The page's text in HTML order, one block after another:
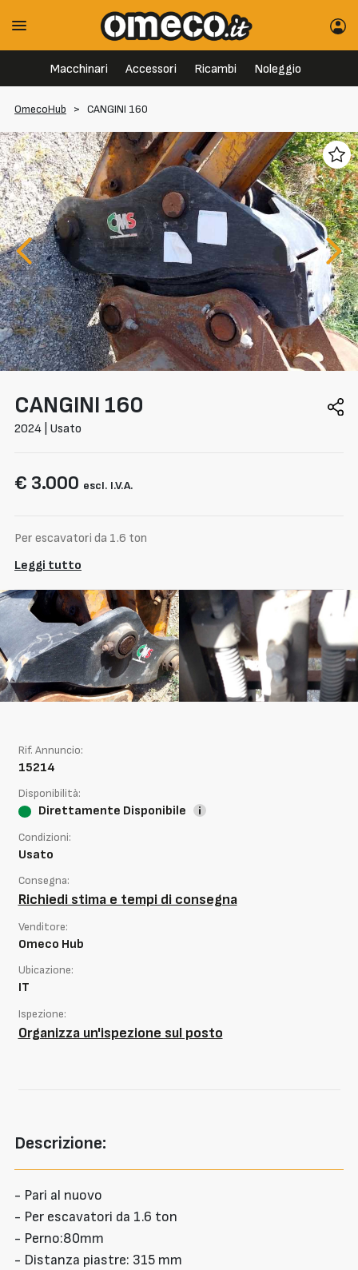
Macchinari Accessori Ricambi Noleggio
OmecoHub > CANGINI 160
Descrizione:
- Pari al nuovo
- Per escavatori da 1.6 ton
- Perno:80mm
- Distanza piastre: 315 mm
CANGINI 160
2024 | Usato
€ 3.000 escl. I.V.A.
Per escavatori da 1.6 ton
Leggi tutto
Rif. Annuncio:
15214
Disponibilità:
Direttamente Disponibile
Condizioni:
Usato
Consegna:
Richiedi stima e tempi di consegna
Venditore:
Omeco Hub
Ubicazione:
IT
Ispezione:
Organizza un'ispezione sul posto